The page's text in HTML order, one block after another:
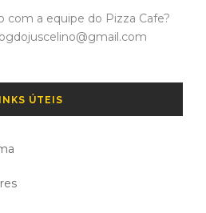
com a equipe do Pizza Cafe?
ÚTEIS